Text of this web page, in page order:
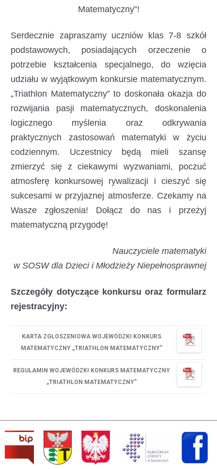
Matematyczny”!
Serdecznie zapraszamy uczniów klas 7-8 szkół
podstawowych, posiadających orzeczenie o
potrzebie kształcenia specjalnego, do wzięcia
udziału w wyjątkowym konkursie matematycznym.
„Triathlon Matematyczny” to doskonała okazja do
rozwijania pasji matematycznych, doskonalenia
logicznego myślenia oraz odkrywania
praktycznych zastosowań matematyki w życiu
codziennym. Uczestnicy będą mieli szansę
zmierzyć się z ciekawymi wyzwaniami, poczuć
atmosferę konkursowej rywalizacji i cieszyć się
sukcesami w przyjaznej atmosferze. Czekamy na
Wasze zgłoszenia! Dołącz do nas i przeżyj
matematyczną przygodę!
Nauczyciele matematyki
w SOSW dla Dzieci i Młodzieży Niepełnosprawnej
Szczegóły dotyczące konkursu oraz formularz
rejestracyjny:
KARTA ZGŁOSZENIOWA WOJEWÓDZKI KONKURS
MATEMATYCZNY „TRIATHLON MATEMATYCZNY”
REGULAMIN WOJEWÓDZKI KONKURS MATEMATYCZNY
„TRIATHLON MATEMATYCZNY”